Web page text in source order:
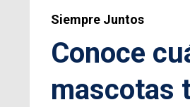
Siempre Juntos
Conoce
mascotas